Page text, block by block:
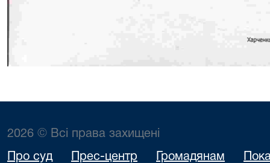
2026 © Всі права захищені
Про суд Прес-центр Громадянам